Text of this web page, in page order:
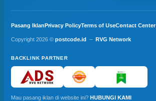
Pasang IklanPrivacy PolicyTerms of UseContact Center
Copyright 2026 © postcode.id – RVG Network
BACKLINK PARTNER
Mau pasang iklan di website ini? HUBUNGI KAMI